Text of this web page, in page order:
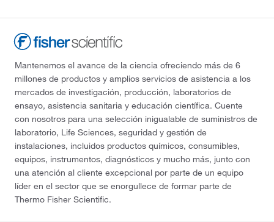
Mantenemos el avance de la ciencia ofreciendo más de 6
millones de productos y amplios servicios de asistencia a los
mercados de investigación, producción, laboratorios de
ensayo, asistencia sanitaria y educación científica. Cuente
con nosotros para una selección inigualable de suministros de
laboratorio, Life Sciences, seguridad y gestión de
instalaciones, incluidos productos químicos, consumibles,
equipos, instrumentos, diagnósticos y mucho más, junto con
una atención al cliente excepcional por parte de un equipo
líder en el sector que se enorgullece de formar parte de
Thermo Fisher Scientific.